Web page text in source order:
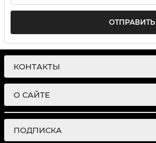
ОТПРАВИТЬ
КОНТАКТЫ
О САЙТЕ
ПОДПИСКА